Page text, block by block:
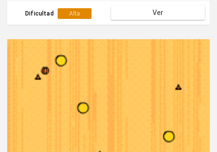
finalizar se hacen 2 grupos y se realizan 2 idas.
Dificultad Alta Ver